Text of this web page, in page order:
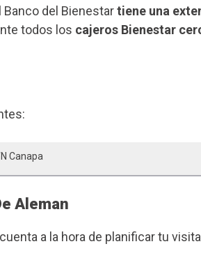
del Bienestartiene una
todos los cajeros Bienestar
Canapa
Aleman
a la hora de planificar tu